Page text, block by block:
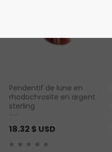
Pendentif de lune en
rhodochrosite en argent
sterling
18.32 $ USD